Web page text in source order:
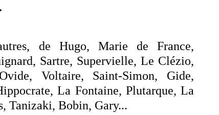
de Hugo, Marie de France,
Sartre, Supervielle, Le Clézio,
Voltaire, Saint-Simon, Gide,
La Fontaine, Plutarque, La
Tanizaki, Bobin, Gary...